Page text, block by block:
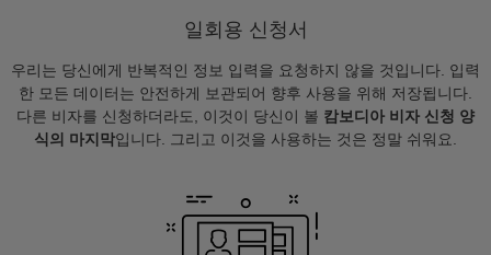
일회용 신청서
우리는 당신에게 반복적인 정보 입력을 요청하지 않을 것입니다. 입력
한 모든 데이터는 안전하게 보관되어 향후 사용을 위해 저장됩니다.
다른 비자를 신청하더라도, 이것이 당신이 볼 캄보디아 비자 신청 양
식의 마지막입니다. 그리고 이것을 사용하는 것은 정말 쉬워요.